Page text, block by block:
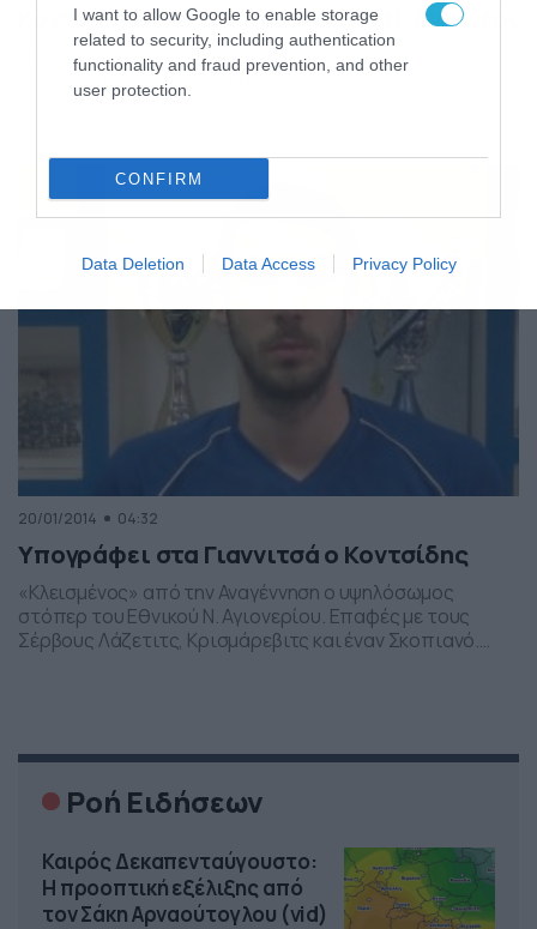
I want to allow Google to enable storage
related to security, including authentication
functionality and fraud prevention, and other
user protection.
CONFIRM
Data Deletion Data Access Privacy Policy
Κοντσίδης: Πέτυχε απόλυτα το Ν. Αγιονέρι
Ο υψηλόσωμος στόπερ του Εθνικού μιλά στο dokari.gr
για την εύκολη σωτηρία και την επόμενη μέρα στους
Κιλκισιώτες. Προσεχώς γενική συνέλευση, προς
Γάζωρο. Ένα από τα βασικά στελέχη στην πορεία προς
τη σωτηρία για τον Εθνικό Ν. Αγιονερίου ήταν ο Πέτρος
Κοντσίδης. Ο υψηλόσωμος στόπερ «έδεσε» […]
20/01/2014 04:32
Υπογράφει στα Γιαννιτσά ο Κοντσίδης
«Κλεισμένος» από την Αναγέννηση ο υψηλόσωμος
στόπερ του Εθνικού Ν. Αγιονερίου. Επαφές με τους
Σέρβους Λάζετιτς, Κρισμάρεβιτς και έναν Σκοπιανό.
ξεχώρισε το πρώτο εξάμηνο με τον Εθνικό Ν.
Αγιονερίου, στο […]
Ροή Ειδήσεων
Καιρός Δεκαπενταύγουστο:
Η προοπτική εξέλιξης από
τον Σάκη Αρναούτογλου (vid)